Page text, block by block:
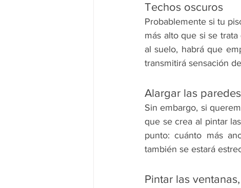
Techos oscuros
Probablemente si tu
más alto que si se
al suelo, habrá que
transmitirá sensación
Alargar las paredes
Sin embargo, si
que se crea al pintar
punto: cuánto más
también se estará
Pintar las